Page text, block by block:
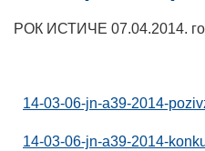
РОК ИСТИЧЕ 07.04.2014.
14-03-06-jn-a39-2014-
14-03-06-jn-a39-2014-